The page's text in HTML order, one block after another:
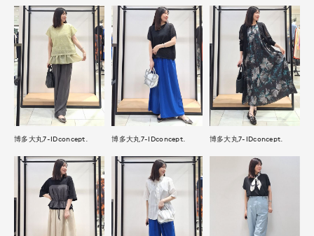
博多大丸7-IDconcept. 博多大丸7-IDconcept. 博多大丸7-IDconcept.